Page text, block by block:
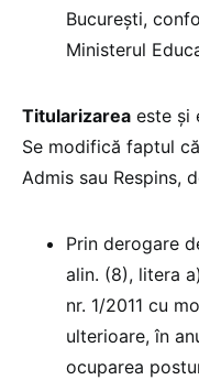
Bucureşti,
Ministerul
Titularizarea este și
Se modifică faptul
Admis sau Respins,
Prin derogare
alin. (8), litera
nr. 1/2011 cu
ulterioare, în
ocuparea